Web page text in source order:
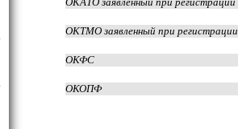
ОКТМО заявленный при регистрации
ОКФС
ОКОПФ